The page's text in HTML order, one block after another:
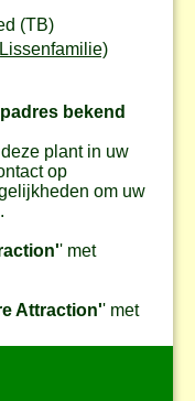
(TB)
bekend
plant in uw
op
om uw
' met
Attraction'' met